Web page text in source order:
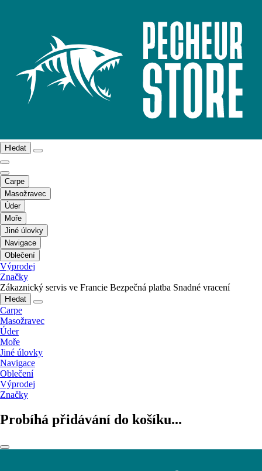
Hledat
Carpe
Masožravec
Úder
Moře
Jiné úlovky
Navigace
Oblečení
Výprodej
Značky
Zákaznický servis ve Francie Bezpečná platba Snadné vracení
Hledat
Carpe
Masožravec
Úder
Moře
Jiné úlovky
Navigace
Oblečení
Výprodej
Značky
Probíhá přidávání do košíku...